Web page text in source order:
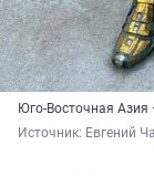
Юго-Восточная Азия
Источник: Евгений